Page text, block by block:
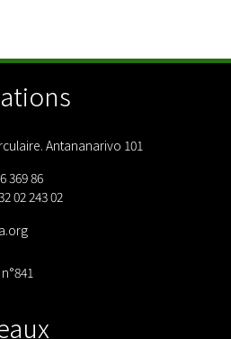
Antananarivo 101
369 86
02 243 02